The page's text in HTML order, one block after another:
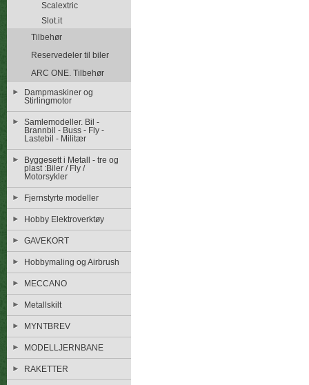
Scalextric
Slot.it
Tilbehør
Reservedeler til biler
ARC ONE. Tilbehør
Dampmaskiner og
Stirlingmotor
Samlemodeller. Bil -
Brannbil - Buss - Fly -
Lastebil - Militær
Byggesett i Metall - tre og
plast :Biler / Fly /
Motorsykler
Fjernstyrte modeller
Hobby Elektroverktøy
GAVEKORT
Hobbymaling og Airbrush
MECCANO
Metallskilt
MYNTBREV
MODELLJERNBANE
RAKETTER